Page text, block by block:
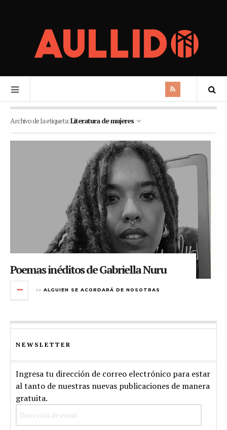
Archivo de la etiqueta:Literatura de mujeres
Poemas inéditos de Gabriella Nuru
en ALGUIEN SE ACORDARÁ DE NOSOTRAS
NEWSLETTER
Ingresa tu dirección de correo electrónico para estar
al tanto de nuestras nuevas publicaciones de manera
gratuita.